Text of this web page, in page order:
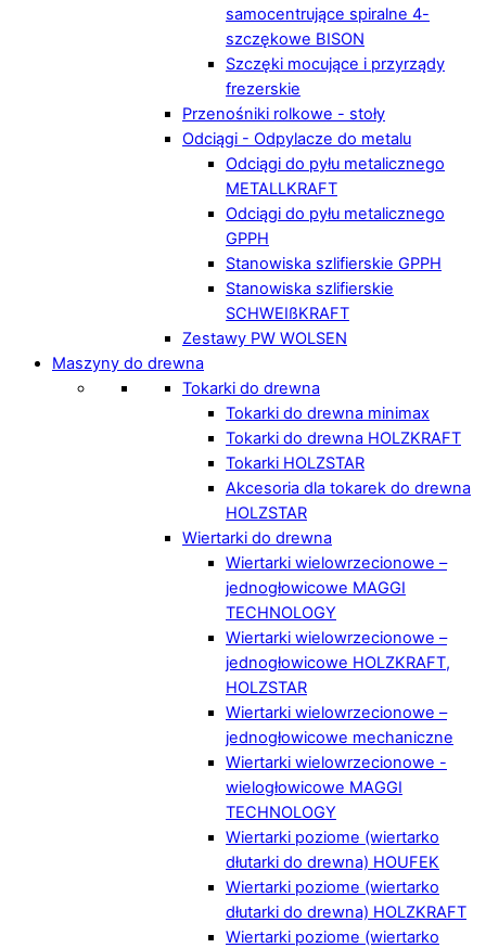
samocentrujące spiralne 4-
szczękowe BISON
Szczęki mocujące i przyrządy
frezerskie
Przenośniki rolkowe - stoły
Odciągi - Odpylacze do metalu
Odciągi do pyłu metalicznego
METALLKRAFT
Odciągi do pyłu metalicznego
GPPH
Stanowiska szlifierskie GPPH
Stanowiska szlifierskie
SCHWEIßKRAFT
Zestawy PW WOLSEN
Maszyny do drewna
Tokarki do drewna
Tokarki do drewna minimax
Tokarki do drewna HOLZKRAFT
Tokarki HOLZSTAR
Akcesoria dla tokarek do drewna
HOLZSTAR
Wiertarki do drewna
Wiertarki wielowrzecionowe –
jednogłowicowe MAGGI
TECHNOLOGY
Wiertarki wielowrzecionowe –
jednogłowicowe HOLZKRAFT,
HOLZSTAR
Wiertarki wielowrzecionowe –
jednogłowicowe mechaniczne
Wiertarki wielowrzecionowe -
wielogłowicowe MAGGI
TECHNOLOGY
Wiertarki poziome (wiertarko
dłutarki do drewna) HOUFEK
Wiertarki poziome (wiertarko
dłutarki do drewna) HOLZKRAFT
Wiertarki poziome (wiertarko